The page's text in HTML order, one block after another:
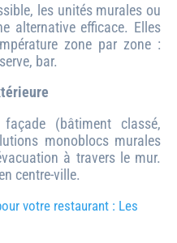
les unités murales ou
alternative efficace. Elles
zone par zone :
bar.
(bâtiment classé,
monoblocs murales
à travers le mur.
centre-ville.
votre restaurant : Les